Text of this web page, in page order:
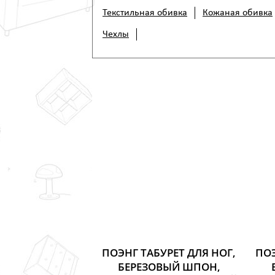
Текстильная обивка Кожаная обивка
Чехлы
ПОЭНГ ТАБУРЕТ ДЛЯ НОГ,
БЕРЕЗОВЫЙ ШПОН,